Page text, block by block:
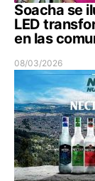
Soacha se
LED
en las
08/03/2026